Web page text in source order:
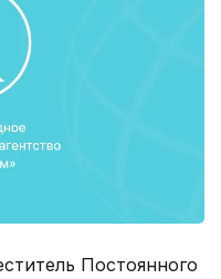
Постоянного